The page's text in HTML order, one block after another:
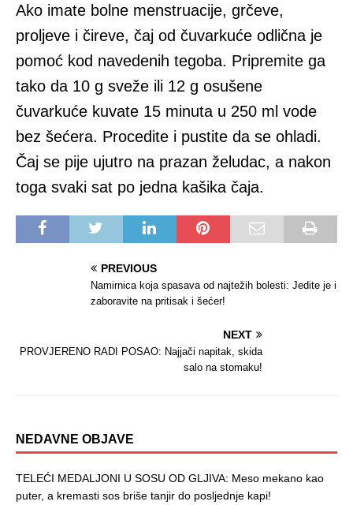
Ako imate bolne menstruacije, grčeve,
proljeve i čireve, čaj od čuvarkuće odlična je
pomoć kod navedenih tegoba. Pripremite ga
tako da 10 g sveže ili 12 g osušene
čuvarkuće kuvate 15 minuta u 250 ml vode
bez šećera. Procedite i pustite da se ohladi.
Čaj se pije ujutro na prazan želudac, a nakon
toga svaki sat po jedna kašika čaja.
PREVIOUS
Namirnica koja spasava od najtežih bolesti: Jedite je i
zaboravite na pritisak i šećer!
NEXT
PROVJERENO RADI POSAO: Najjači napitak, skida
salo na stomaku!
NEDAVNE OBJAVE
TELEĆI MEDALJONI U SOSU OD GLJIVA: Meso mekano kao
puter, a kremasti sos briše tanjir do posljednje kapi!